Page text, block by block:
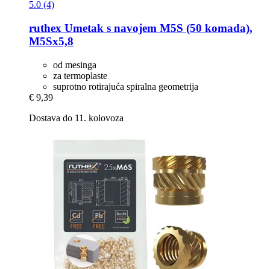
5.0 (4)
ruthex Umetak s navojem M5S (50 komada),
M5Sx5,8
od mesinga
za termoplaste
suprotno rotirajuća spiralna geometrija
€ 9,39
Dostava do 11. kolovoza